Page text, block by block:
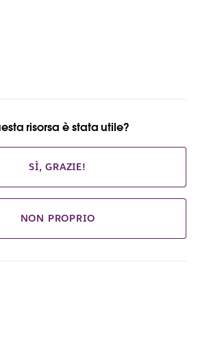
risorsa è stata utile?
SÌ, GRAZIE!
NON PROPRIO